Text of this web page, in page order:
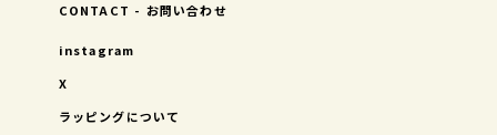
CONTACT - お問い合わせ
instagram
X
ラッピングについて